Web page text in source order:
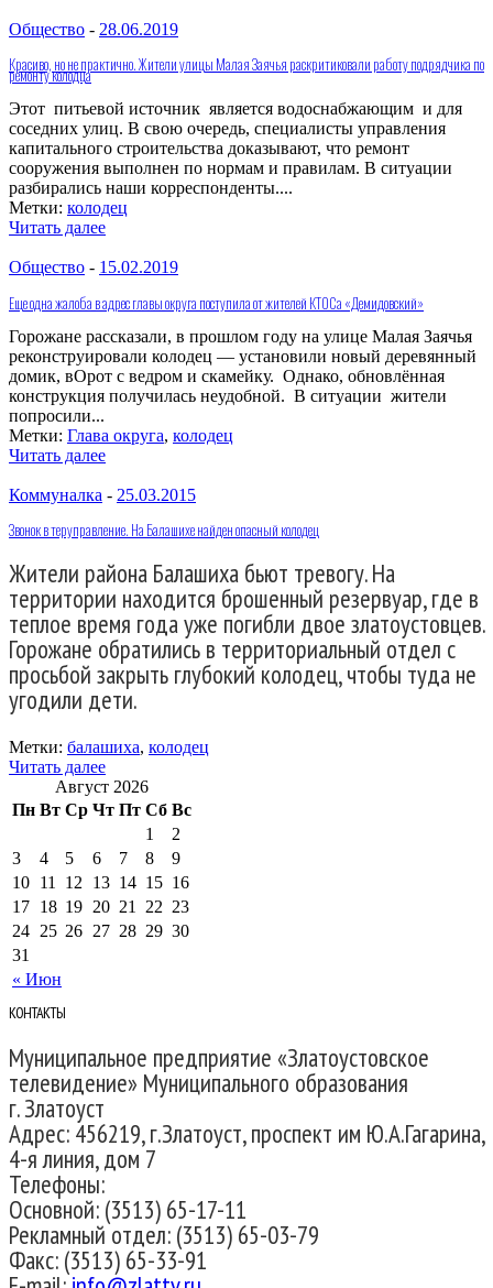
Общество - 28.06.2019
Красиво, но не практично. Жители улицы Малая Заячья раскритиковали работу подрядчика по
ремонту колодца
Этот питьевой источник является водоснабжающим и для
соседних улиц. В свою очередь, специалисты управления
капитального строительства доказывают, что ремонт
сооружения выполнен по нормам и правилам. В ситуации
разбирались наши корреспонденты....
Метки: колодец
Читать далее
Общество - 15.02.2019
Еще одна жалоба в адрес главы округа поступила от жителей КТОСа «Демидовский»
Горожане рассказали, в прошлом году на улице Малая Заячья
реконструировали колодец — установили новый деревянный
домик, вОрот с ведром и скамейку. Однако, обновлённая
конструкция получилась неудобной. В ситуации жители
попросили...
Метки: Глава округа, колодец
Читать далее
Коммуналка - 25.03.2015
Звонок в теруправление. На Балашихе найден опасный колодец
Жители района Балашиха бьют тревогу. На
территории находится брошенный резервуар, где в
теплое время года уже погибли двое златоустовцев.
Горожане обратились в территориальный отдел с
просьбой закрыть глубокий колодец, чтобы туда не
угодили дети.
Метки: балашиха, колодец
Читать далее
Август 2026
Пн Вт Ср Чт Пт Сб Вс
« Июн
1
2
3
4 5 6 7 8
9
10 11 12 13 14 15 16
17 18 19 20 21 22 23
24 25 26 27 28 29 30
31
КОНТАКТЫ
Муниципальное предприятие «Златоустовское
телевидение» Муниципального образования
г. Златоуст
Адрес: 456219, г.Златоуст, проспект им Ю.А.Гагарина,
4-я линия, дом 7
Телефоны:
Основной: (3513) 65-17-11
Рекламный отдел: (3513) 65-03-79
Факс: (3513) 65-33-91